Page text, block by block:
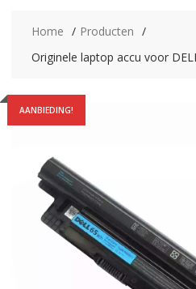
Home
Producten
Originele laptop accu voor
AANBIEDING!